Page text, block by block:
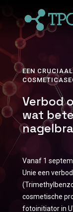
EEN
Verbod
wat
Vanaf 1
Unie een
cosmetische
fotoinitiator in